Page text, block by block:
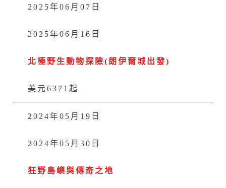
2025年06月07日
2025年06月16日
北極野生動物探險(朗伊爾城出發)
美元6371起
2024年05月19日
2024年05月30日
狂野島嶼與傳奇之地